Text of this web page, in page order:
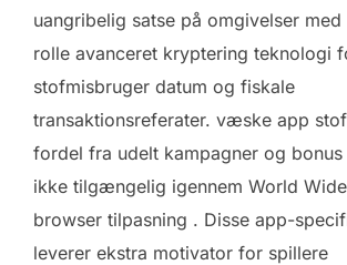
uangribelig satse på omgivelser
rolle avanceret kryptering teknologi
stofmisbruger datum og fiskale
transaktionsreferater. væske app
fordel fra udelt kampagner og
ikke tilgængelig igennem World
browser tilpasning . Disse app-
leverer ekstra motivator for spillere